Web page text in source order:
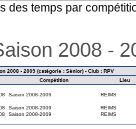
des temps par
2008 -
2008 - 2009 (catégorie : Sénior) - Club : RPV
Compétition
Lieu
Saison 2008-2009
REIMS
Saison 2008-2009
REIMS
Saison 2008-2009
REIMS